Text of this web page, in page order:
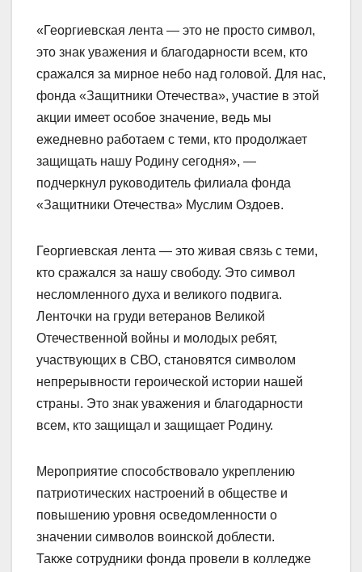
«Георгиевская лента — это не просто символ,
это знак уважения и благодарности всем, кто
сражался за мирное небо над головой. Для нас,
фонда «Защитники Отечества», участие в этой
акции имеет особое значение, ведь мы
ежедневно работаем с теми, кто продолжает
защищать нашу Родину сегодня», —
подчеркнул руководитель филиала фонда
«Защитники Отечества» Муслим Оздоев.
Георгиевская лента — это живая связь с теми,
кто сражался за нашу свободу. Это символ
несломленного духа и великого подвига.
Ленточки на груди ветеранов Великой
Отечественной войны и молодых ребят,
участвующих в СВО, становятся символом
непрерывности героической истории нашей
страны. Это знак уважения и благодарности
всем, кто защищал и защищает Родину.
Мероприятие способствовало укреплению
патриотических настроений в обществе и
повышению уровня осведомленности о
значении символов воинской доблести.
Также сотрудники фонда провели в колледже